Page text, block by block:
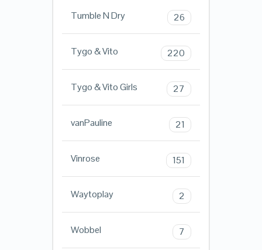
Tumble N Dry 26
Tygo & Vito 220
Tygo & Vito Girls 27
vanPauline 21
Vinrose 151
Waytoplay 2
Wobbel 7